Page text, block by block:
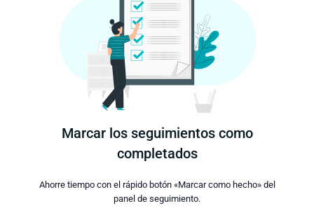
Marcar los seguimientos como
completados
Ahorre tiempo con el rápido botón «Marcar como hecho» del
panel de seguimiento.